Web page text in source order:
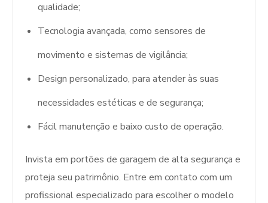
qualidade;
Tecnologia avançada, como sensores de
movimento e sistemas de vigilância;
Design personalizado, para atender às suas
necessidades estéticas e de segurança;
Fácil manutenção e baixo custo de operação.
Invista em portões de garagem de alta segurança e
proteja seu patrimônio. Entre em contato com um
profissional especializado para escolher o modelo